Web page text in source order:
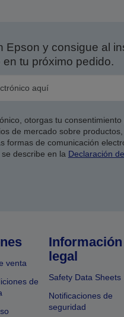
Epson y consigue al
tu próximo pedido.
otorgas tu
de mercado sobre
de comunicación
describe en la Declaración
venta
de
Información
legal
Safety Data Sheets
Notificaciones de
seguridad